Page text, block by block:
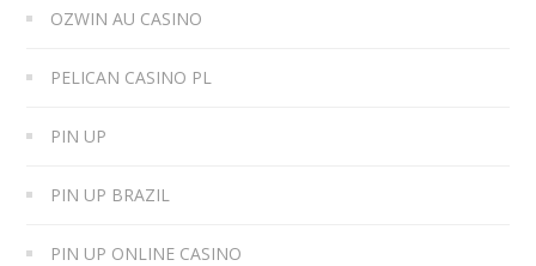
OZWIN AU CASINO
PELICAN CASINO PL
PIN UP
PIN UP BRAZIL
PIN UP ONLINE CASINO